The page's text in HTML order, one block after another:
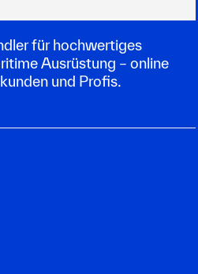
für hochwertiges
Ausrüstung – online
und Profis.